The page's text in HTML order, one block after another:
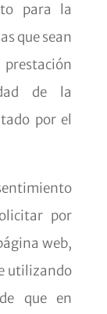
para la
que sean
prestación
de la
por el
por
web,
utilizando
que en